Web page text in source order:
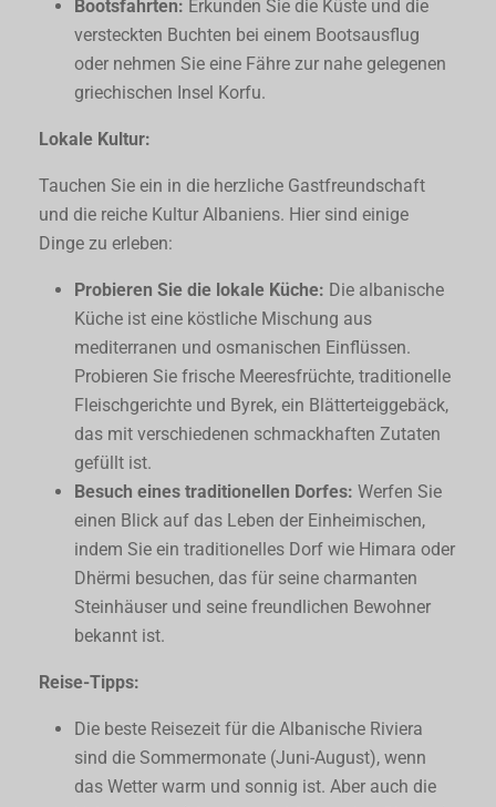
Bootsfahrten: Erkunden Sie die Küste und die
versteckten Buchten bei einem Bootsausflug
oder nehmen Sie eine Fähre zur nahe gelegenen
griechischen Insel Korfu.
Lokale Kultur:
Tauchen Sie ein in die herzliche Gastfreundschaft
und die reiche Kultur Albaniens. Hier sind einige
Dinge zu erleben:
Probieren Sie die lokale Küche: Die albanische
Küche ist eine köstliche Mischung aus
mediterranen und osmanischen Einflüssen.
Probieren Sie frische Meeresfrüchte, traditionelle
Fleischgerichte und Byrek, ein Blätterteiggebäck,
das mit verschiedenen schmackhaften Zutaten
gefüllt ist.
Besuch eines traditionellen Dorfes: Werfen Sie
einen Blick auf das Leben der Einheimischen,
indem Sie ein traditionelles Dorf wie Himara oder
Dhërmi besuchen, das für seine charmanten
Steinhäuser und seine freundlichen Bewohner
bekannt ist.
Reise-Tipps:
Die beste Reisezeit für die Albanische Riviera
sind die Sommermonate (Juni-August), wenn
das Wetter warm und sonnig ist. Aber auch die